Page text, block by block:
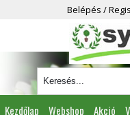
Belépés /
Kezdőlap Webshop Akció